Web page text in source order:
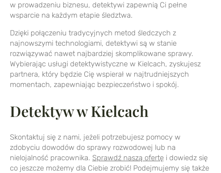
w prowadzeniu biznesu, detektywi zapewnią Ci pełne
wsparcie na każdym etapie śledztwa.
Dzięki połączeniu tradycyjnych metod śledczych z
najnowszymi technologiami, detektywi są w stanie
rozwiązywać nawet najbardziej skomplikowane sprawy.
Wybierając usługi detektywistyczne w Kielcach, zyskujesz
partnera, który będzie Cię wspierał w najtrudniejszych
momentach, zapewniając bezpieczeństwo i spokój.
Detektyw w Kielcach
Skontaktuj się z nami, jeżeli potrzebujesz pomocy w
zdobyciu dowodów do sprawy rozwodowej lub na
nielojalność pracownika. Sprawdź naszą ofertę i dowiedz się
co jeszcze możemy dla Ciebie zrobić! Podejmujemy się także